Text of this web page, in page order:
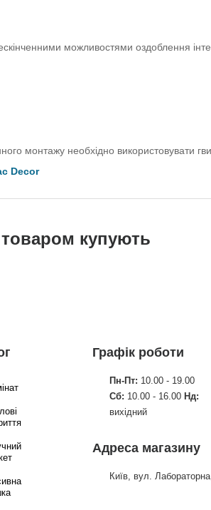
можливостями оздоблення
монтажу необхідно використовувати
Decor
купують
Графік роботи
Пн-Пт: 10.00 - 19.00
Сб: 10.00 - 16.00 Нд:
вихідний
Адреса магазину
Київ, вул.